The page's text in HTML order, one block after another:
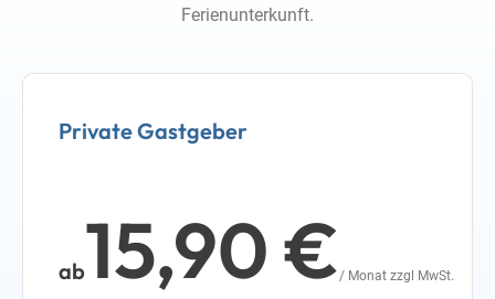
Ferienunterkunft.
Private Gastgeber
ab15,90 €/ Monat zzgl MwSt.